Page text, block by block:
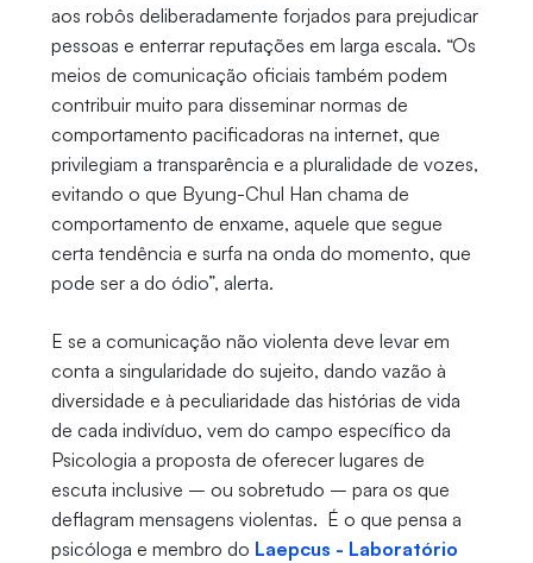
aos robôs deliberadamente forjados para prejudicar
pessoas e enterrar reputações em larga escala. “Os
meios de comunicação oficiais também podem
contribuir muito para disseminar normas de
comportamento pacificadoras na internet, que
privilegiam a transparência e a pluralidade de vozes,
evitando o que Byung-Chul Han chama de
comportamento de enxame, aquele que segue
certa tendência e surfa na onda do momento, que
pode ser a do ódio”, alerta.
E se a comunicação não violenta deve levar em
conta a singularidade do sujeito, dando vazão à
diversidade e à peculiaridade das histórias de vida
de cada indivíduo, vem do campo específico da
Psicologia a proposta de oferecer lugares de
escuta inclusive – ou sobretudo – para os que
deflagram mensagens violentas. É o que pensa a
psicóloga e membro do Laepcus - Laboratório